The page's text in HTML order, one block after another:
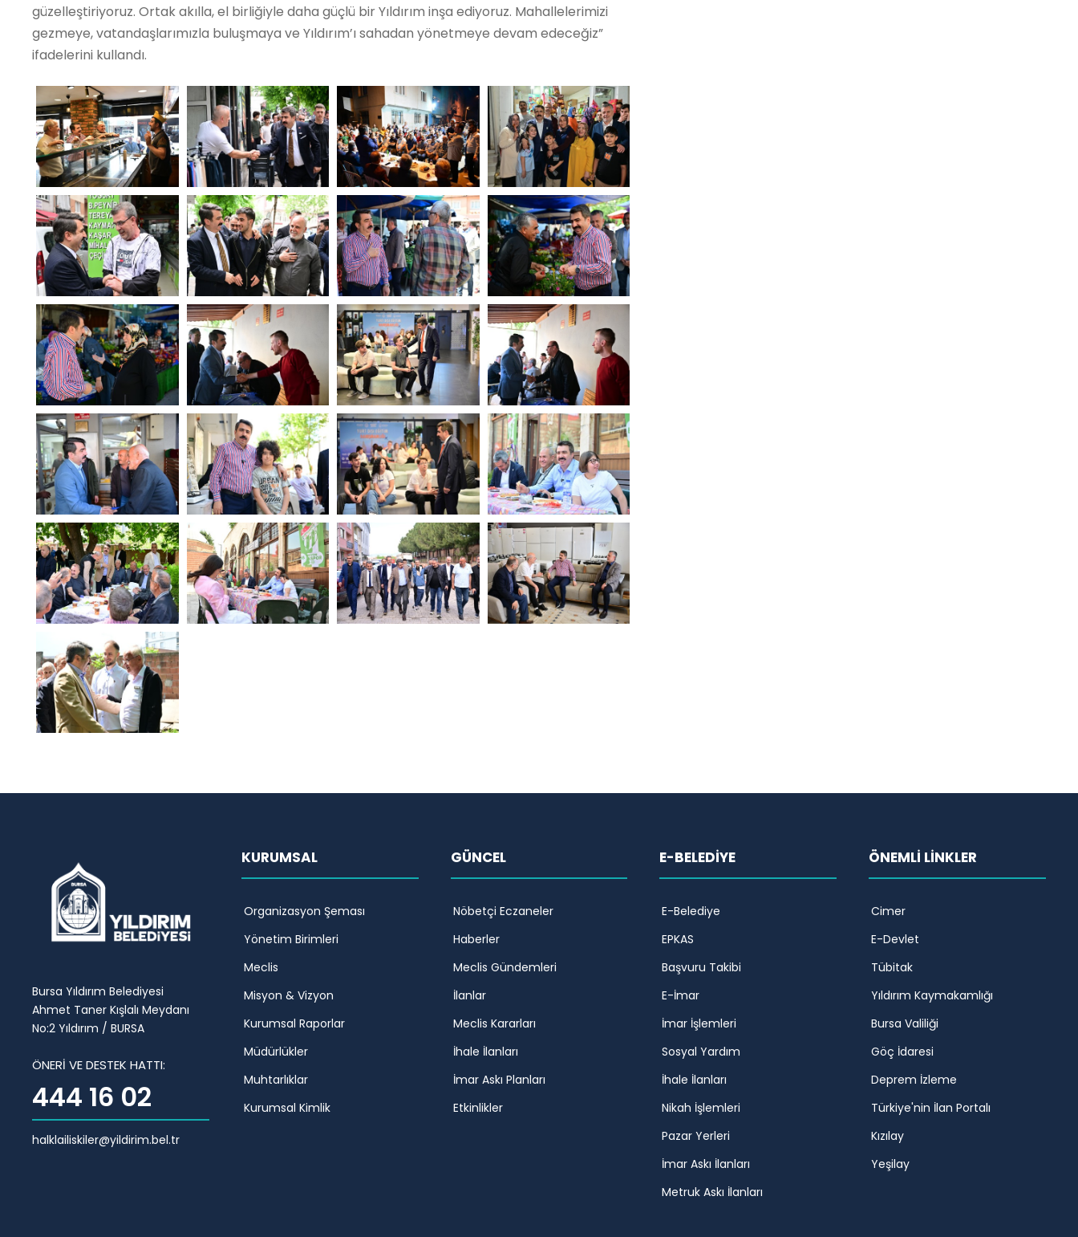
güzelleştiriyoruz. Ortak akılla, el birliğiyle daha güçlü bir Yıldırım inşa ediyoruz. Mahallelerimizi
gezmeye, vatandaşlarımızla buluşmaya ve Yıldırım’ı sahadan yönetmeye devam edeceğiz”
ifadelerini kullandı.
Bursa Yıldırım Belediyesi
Ahmet Taner Kışlalı Meydanı
No:2 Yıldırım / BURSA
ÖNERİ VE DESTEK HATTI:
444 16 02
halklailiskiler@yildirim.bel.tr
KURUMSAL
Organizasyon Şeması
Yönetim Birimleri
Meclis
Misyon & Vizyon
Kurumsal Raporlar
Müdürlükler
Muhtarlıklar
Kurumsal Kimlik
GÜNCEL
Nöbetçi Eczaneler
Haberler
Meclis Gündemleri
İlanlar
Meclis Kararları
İhale İlanları
İmar Askı Planları
Etkinlikler
E-BELEDİYE
E-Belediye
EPKAS
Başvuru Takibi
E-İmar
İmar İşlemleri
Sosyal Yardım
İhale İlanları
Nikah İşlemleri
Pazar Yerleri
İmar Askı İlanları
Metruk Askı İlanları
ÖNEMLİ LİNKLER
Cimer
E-Devlet
Tübitak
Yıldırım Kaymakamlığı
Bursa Valiliği
Göç İdaresi
Deprem İzleme
Türkiye'nin İlan Portalı
Kızılay
Yeşilay